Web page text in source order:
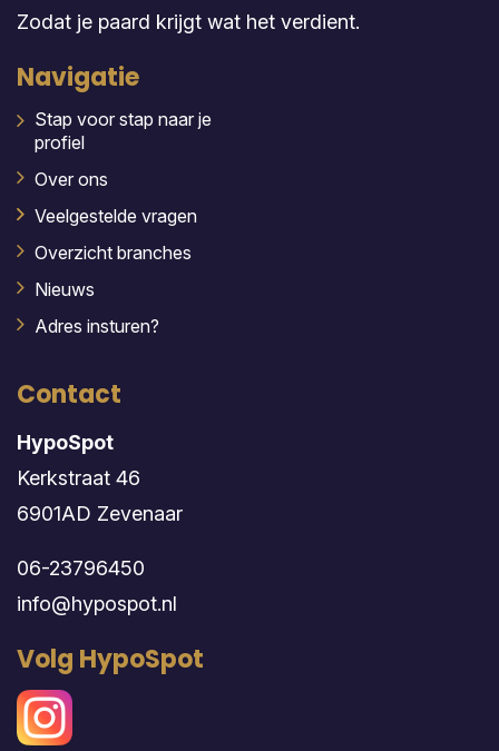
Zodat je paard krijgt wat het verdient.
Navigatie
Stap voor stap naar je
profiel
Over ons
Veelgestelde vragen
Overzicht branches
Nieuws
Adres insturen?
Contact
HypoSpot
Kerkstraat 46
6901AD Zevenaar
06-23796450
info@hypospot.nl
Volg HypoSpot